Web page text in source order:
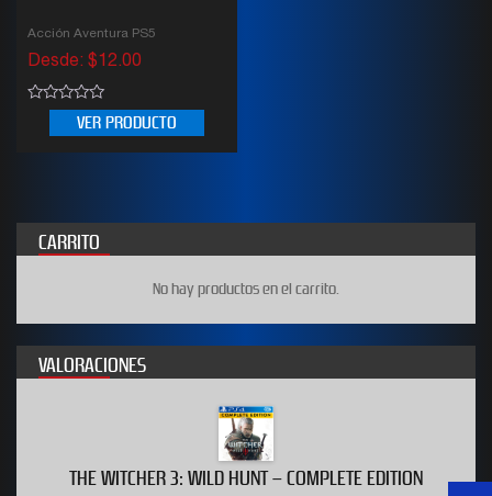
Acción Aventura PS5
Desde: $12.00
VER PRODUCTO
CARRITO
No hay productos en el carrito.
VALORACIONES
THE WITCHER 3: WILD HUNT – COMPLETE EDITION